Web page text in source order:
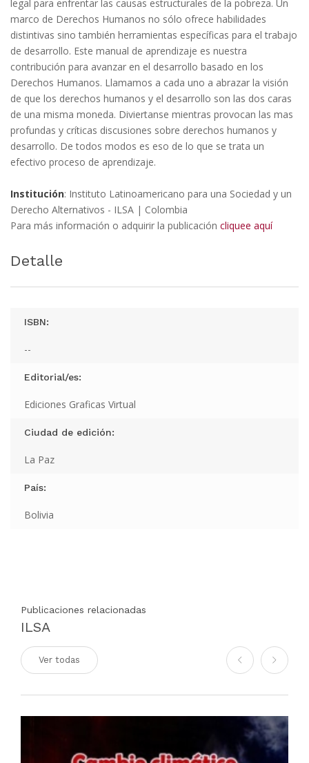
legal para enfrentar las causas estructurales de la pobreza. Un
marco de Derechos Humanos no sólo ofrece habilidades
distintivas sino también herramientas específicas para el trabajo
de desarrollo. Este manual de aprendizaje es nuestra
contribución para avanzar en el desarrollo basado en los
Derechos Humanos. Llamamos a cada uno a abrazar la visión
de que los derechos humanos y el desarrollo son las dos caras
de una misma moneda. Diviertanse mientras provocan las mas
profundas y críticas discusiones sobre derechos humanos y
desarrollo. De todos modos es eso de lo que se trata un
efectivo proceso de aprendizaje.
Institución: Instituto Latinoamericano para una Sociedad y un
Derecho Alternativos - ILSA | Colombia
Para más información o adquirir la publicación cliquee aquí
Detalle
ISBN:
--
Editorial/es:
Ediciones Graficas Virtual
Ciudad de edición:
La Paz
País:
Bolivia
Publicaciones relacionadas
ILSA
Ver todas